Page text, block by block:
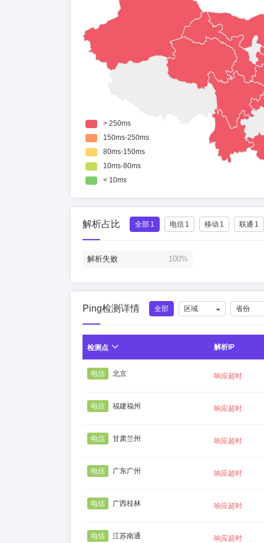
解析占比 全部 1 电信 1 移动 1 联通 1
解析失败 100%
Ping检测详情 全部 区域 省份
检测点 解析IP
电信 北京 响应超时
电信 福建福州 响应超时
电信 甘肃兰州 响应超时
电信 广东广州 响应超时
电信 广西桂林 响应超时
电信 江苏南通 响应超时